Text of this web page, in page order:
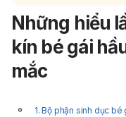
Những hiểu
kín bé gái
mắc
1. Bộ phận sinh dục